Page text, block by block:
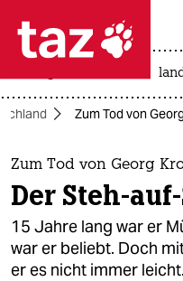
 taz
taz
themen
politik
öko
Zum Tod von
Zum Tod von Georg
Der Steh-
15 Jahre lang war er
war er beliebt. Doch
er es nicht immer leicht.